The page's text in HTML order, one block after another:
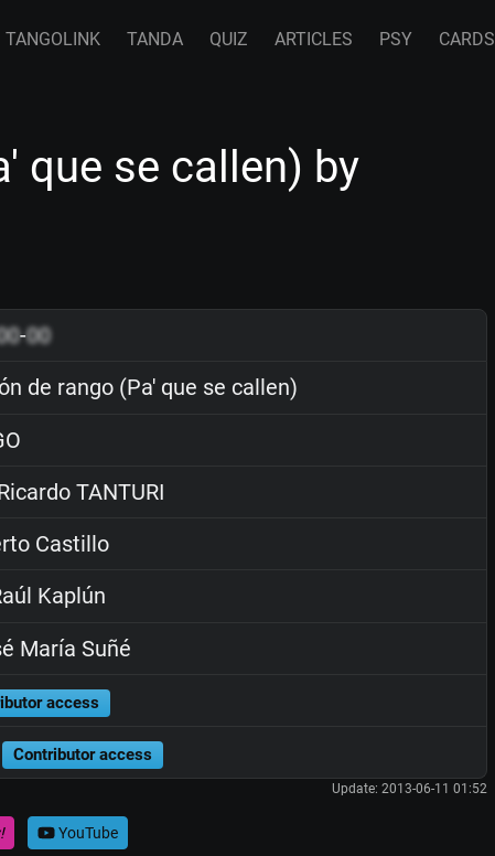
TANGOLINK TANDA QUIZ ARTICLES PSY CARDS
que se callen) by
-00
de rango (Pa' que se callen)
TANTURI
Castillo
Kaplún
María Suñé
access
Contributor access
Update: 2013-06-11 01:52
YouTube